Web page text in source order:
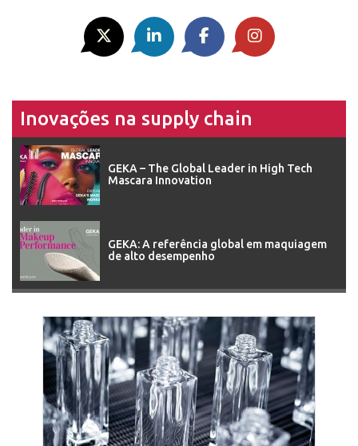
Inovações na supply chain
GEKA – The Global Leader in High Tech
Mascara Innovation
GEKA: A referência global em maquiagem
de alto desempenho